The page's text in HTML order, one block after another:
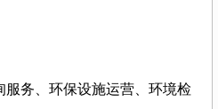
服务、环保设施运营、环境检